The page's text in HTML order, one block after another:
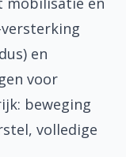
en
voor
beweging
volledige